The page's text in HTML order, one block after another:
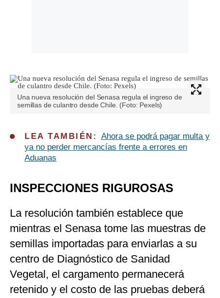
Una nueva resolución del Senasa regula el ingreso de
semillas de culantro desde Chile. (Foto: Pexels)
LEA TAMBIÉN: Ahora se podrá pagar multa y
ya no perder mercancías frente a errores en
Aduanas
INSPECCIONES RIGUROSAS
La resolución también establece que
mientras el Senasa tome las muestras de
semillas importadas para enviarlas a su
centro de Diagnóstico de Sanidad
Vegetal, el cargamento permanecerá
retenido y el costo de las pruebas deberá